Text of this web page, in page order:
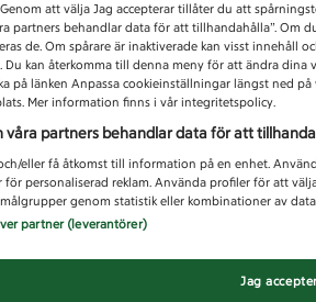
att välja Jag accepterar tillåter du att
partners behandlar data för att tillhandahålla”. Om
de. Om spårare är inaktiverade kan visst innehåll
Du kan återkomma till denna meny för att ändra dina
på länken Anpassa cookieinställningar längst ned
Mer information finns i vår integritetspolicy.
våra partners behandlar data för att
eller få åtkomst till information på en enhet.
för personaliserad reklam. Använda profiler för att
genom statistik eller kombinationer av
partner (leverantörer)
Jag